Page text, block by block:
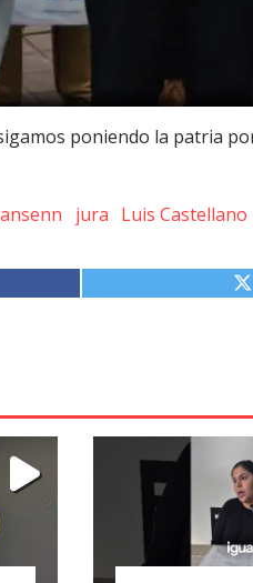
poniendo la patria
jura Luis Castellano